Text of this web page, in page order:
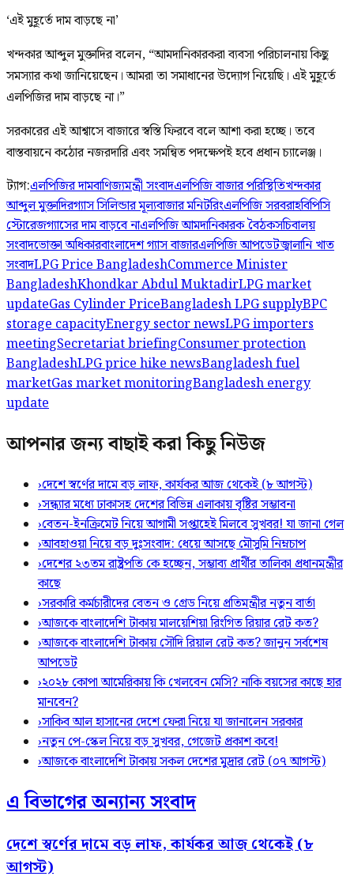
‘এই মুহূর্তে দাম বাড়ছে না’
খন্দকার আব্দুল মুক্তাদির বলেন, “আমদানিকারকরা ব্যবসা পরিচালনায় কিছু
সমস্যার কথা জানিয়েছেন। আমরা তা সমাধানের উদ্যোগ নিয়েছি। এই মুহূর্তে
এলপিজির দাম বাড়ছে না।”
সরকারের এই আশ্বাসে বাজারে স্বস্তি ফিরবে বলে আশা করা হচ্ছে। তবে
বাস্তবায়নে কঠোর নজরদারি এবং সমন্বিত পদক্ষেপই হবে প্রধান চ্যালেঞ্জ।
ট্যাগ:এলপিজির দামবাণিজ্যমন্ত্রী সংবাদএলপিজি বাজার পরিস্থিতিখন্দকার
আব্দুল মুক্তাদিরগ্যাস সিলিন্ডার মূল্যবাজার মনিটরিংএলপিজি সরবরাহবিপিসি
স্টোরেজগ্যাসের দাম বাড়বে নাএলপিজি আমদানিকারক বৈঠকসচিবালয়
সংবাদভোক্তা অধিকারবাংলাদেশ গ্যাস বাজারএলপিজি আপডেটজ্বালানি খাত
সংবাদLPG Price BangladeshCommerce Minister
BangladeshKhondkar Abdul MuktadirLPG market
updateGas Cylinder PriceBangladesh LPG supplyBPC
storage capacityEnergy sector newsLPG importers
meetingSecretariat briefingConsumer protection
BangladeshLPG price hike newsBangladesh fuel
marketGas market monitoringBangladesh energy
update
আপনার জন্য বাছাই করা কিছু নিউজ
›দেশে স্বর্ণের দামে বড় লাফ, কার্যকর আজ থেকেই (৮ আগস্ট)
›সন্ধ্যার মধ্যে ঢাকাসহ দেশের বিভিন্ন এলাকায় বৃষ্টির সম্ভাবনা
›বেতন-ইনক্রিমেট নিয়ে আগামী সপ্তাহেই মিলবে সুখবর! যা জানা গেল
›আবহাওয়া নিয়ে বড় দুঃসংবাদ: ধেয়ে আসছে মৌসুমি নিম্নচাপ
›দেশের ২৩তম রাষ্ট্রপতি কে হচ্ছেন, সম্ভাব্য প্রার্থীর তালিকা প্রধানমন্ত্রীর
কাছে
›সরকারি কর্মচারীদের বেতন ও গ্রেড নিয়ে প্রতিমন্ত্রীর নতুন বার্তা
›আজকে বাংলাদেশি টাকায় মালয়েশিয়া রিংগিত রিয়ার রেট কত?
›আজকে বাংলাদেশি টাকায় সৌদি রিয়াল রেট কত? জানুন সর্বশেষ
আপডেট
›২০২৮ কোপা আমেরিকায় কি খেলবেন মেসি? নাকি বয়সের কাছে হার
মানবেন?
›সাকিব আল হাসানের দেশে ফেরা নিয়ে যা জানালেন সরকার
›নতুন পে-স্কেল নিয়ে বড় সুখবর, গেজেট প্রকাশ কবে!
›আজকে বাংলাদেশি টাকায় সকল দেশের মুদ্রার রেট (০৭ আগস্ট)
এ বিভাগের অন্যান্য সংবাদ
দেশে স্বর্ণের দামে বড় লাফ, কার্যকর আজ থেকেই (৮
আগস্ট)